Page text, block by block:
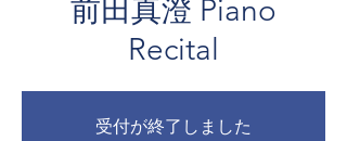
前田真澄 Piano
Recital
受付が終了しました